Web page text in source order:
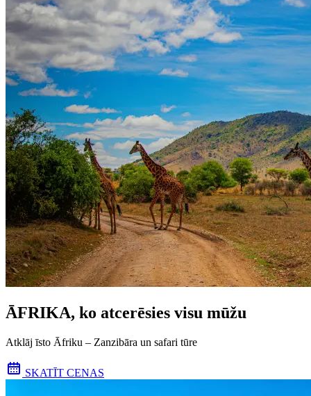
ĀFRIKA, ko atcerēsies visu mūžu
Atklāj īsto Āfriku – Zanzibāra un safari tūre
SKATĪT CENAS